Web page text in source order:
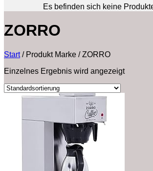
Es befinden sich keine
‎ZORRO
Start /Produkt Marke /‎ZORRO
Einzelnes Ergebnis wird angezeigt